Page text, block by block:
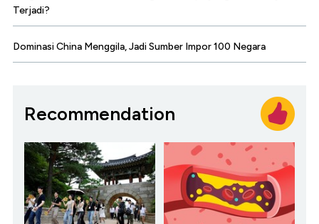
Terjadi?
Dominasi China Menggila, Jadi Sumber Impor 100 Negara
Recommendation